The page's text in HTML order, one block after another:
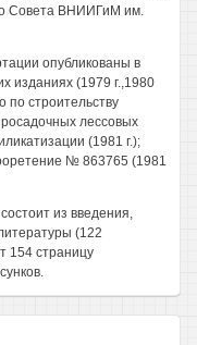
Совета ВНИИГиМ им.
опубликованы в
изданиях (1979 г.,1980
по строительству
лессовых
(1981 г.);
№ 863765 (1981
из введения,
(122
154 страницу